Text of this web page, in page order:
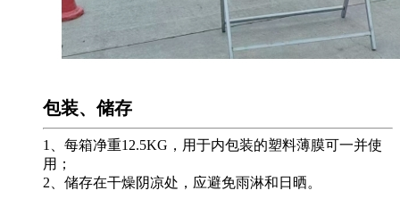
包装、储存
1、每箱净重12.5KG，用于内包装的塑料薄膜可一并使
用；
2、储存在干燥阴凉处，应避免雨淋和日晒。